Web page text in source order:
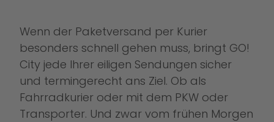
Wenn der Paketversand per Kurier
besonders schnell gehen muss, bringt GO!
City jede Ihrer eiligen Sendungen sicher
und termingerecht ans Ziel. Ob als
Fahrradkurier oder mit dem PKW oder
Transporter. Und zwar vom frühen Morgen